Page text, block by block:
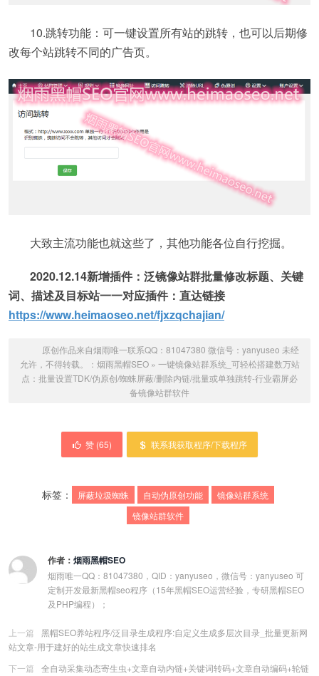
10.跳转功能：可一键设置所有站的跳转，也可以后期修
改每个站跳转不同的广告页。
大致主流功能也就这些了，其他功能各位自行挖掘。
2020.12.14新增插件：泛镜像站群批量修改标题、关键
词、描述及目标站一一对应插件：直达链接
https://www.heimaoseo.net/fjxzqchajian/
原创作品来自烟雨唯一联系QQ：81047380 微信号：yanyuseo 未经
允许，不得转载。： 烟雨黑帽SEO» 一键镜像站群系统_可轻松搭建数万站
点：批量设置TDK/伪原创/蜘蛛屏蔽/删除内链/批量或单独跳转-行业霸屏必
备镜像站群软件
赞 (65) 联系我获取程序/下载程序
标签： 屏蔽垃圾蜘蛛 自动伪原创功能
镜像站群系统
镜像站群软件
作者： 烟雨黑帽SEO
烟雨唯一QQ：81047380，QID：yanyuseo，微信号：yanyuseo 可
定制开发最新黑帽seo程序（15年黑帽SEO运营经验，专研黑帽SEO
及PHP编程）；
上一篇
黑帽SEO养站程序/泛目录生成程序:自定义生成多层次目录_批量更新网
站文章-用于建好的站生成文章快速排名
下一篇
全自动采集动态寄生虫+文章自动内链+关键词转码+文章自动编码+轮链